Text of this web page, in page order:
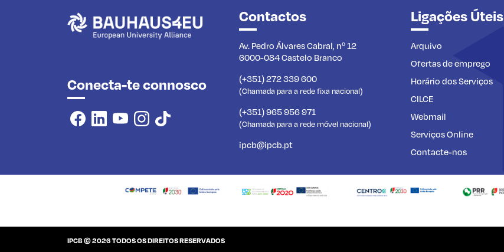
Conecta-te connosco
Contactos
Av. Pedro Álvares Cabral, nº 12
6000-084 Castelo Branco
(+351) 272 339 600
(Chamada para a rede fixa nacional)
(+351) 965 956 971
(Chamada para a rede móvel nacional)
ipcb@ipcb.pt
Ligações Úteis
Arquivo
Ofertas de emprego
Horário dos Serviços
CILCE
Webmail
Serviços Online
Contacte-nos
IPCB © 2026 TODOS OS DIREITOS RESERVADOS